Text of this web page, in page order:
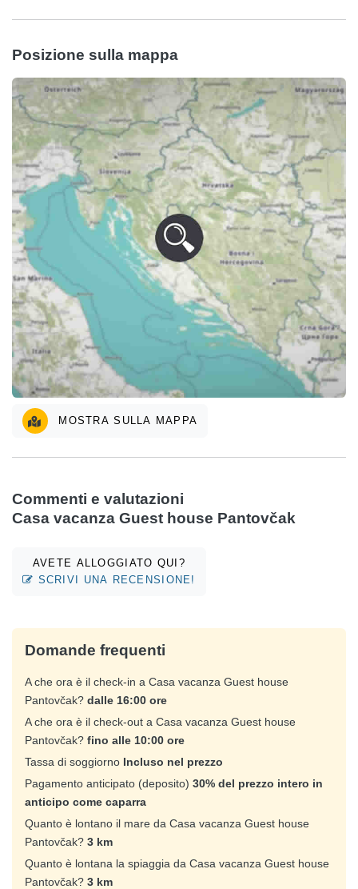
Posizione sulla mappa
MOSTRA SULLA MAPPA
Commenti e valutazioni
Casa vacanza Guest house Pantovčak
AVETE ALLOGGIATO QUI?
SCRIVI UNA RECENSIONE!
Domande frequenti
A che ora è il check-in a Casa vacanza Guest house
Pantovčak? dalle 16:00 ore
A che ora è il check-out a Casa vacanza Guest house
Pantovčak? fino alle 10:00 ore
Tassa di soggiorno Incluso nel prezzo
Pagamento anticipato (deposito) 30% del prezzo intero in
anticipo come caparra
Quanto è lontano il mare da Casa vacanza Guest house
Pantovčak? 3 km
Quanto è lontana la spiaggia da Casa vacanza Guest house
Pantovčak? 3 km